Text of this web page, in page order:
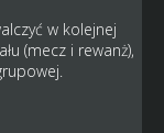
w kolejnej
(mecz i rewanż),